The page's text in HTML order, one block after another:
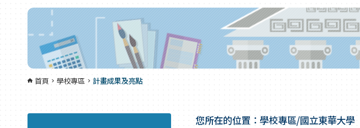
首頁 學校專區 計畫成果及亮點
您所在的位置：學校專區/國立東華大學